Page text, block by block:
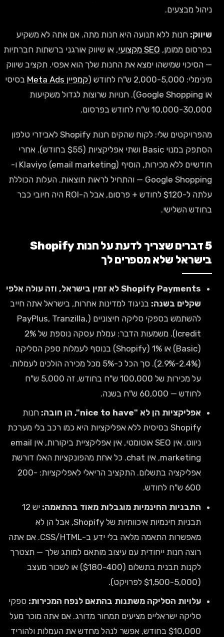
ניהול מבצעים.
שיווק:חנות ללא תנועה היא חנות מתה. אם אתה לא משקיע
בפרסום ממומן,SEO מקצועי
, או שיווק אורגני ברשתות חברתיות
— הסיכוי שמישהו ימצא את החנות שלך הוא אפסי. תקציב שיווק
מינימלי: 2,000-5,000 ש"ח לחודש (
קמפיין Meta Ads
בסיסי
או Google Shopping). חנויות שרוצות לגדול משקיעות
10,000-30,000 ש"ח לחודש בפרסום.
מהפרויקטים שלי: לקוח שהקים חנות Shopify לאביזרי טלפון
הסתפק במנוי Basic ושתי אפליקציות ($55 בחודש). אחרי
חודשיים ללא מכירות, הוסיף Klaviyo (email marketing) ו-
Google Shopping — והתחיל לראות תוצאות. העלות הכוללת
עלתה ל-$120 לחודש + פרסום, אבל ה-ROI היה חיובי כבר
בחודש השלישי.
5 דברים שצריך לדעת על חנות Shopify
בישראל שלא מספרים לך
Shopify Payments לא זמין בישראל, וזה עולה אלפי
שקלים בשנה:בניגוד למדינות אחרות, בישראל אתה חייב
להשתמש בספקי סליקה חיצוניים (PayPlus, Tranzilla,
Icredit). משמעות הדבר: עמלת עסקה נוספת של 2%
(Basic) או 1% (Shopify) בנוסף לעמלות ספק הסליקה
(2.4%-2.9%). סך הכל כ-5% מכל מכירה הולכים לעמלות.
על מכירות של 100,000 ש"ח בחודש, זה 5,000 ש"ח
לחודש — 60,000 ש"ח בשנה.
אפליקציות הן לא "nice to have", הן חובה:
חנות
Shopify בסיסית ללא אפליקציות היא כמו רכב בלי מערכת
ניווט. אין SEO אוטומטי, אין אפליקציית ביקורות, אין email
marketing, אין chat. כל אחת מהפונקציות האלו דורשת
אפליקציה בתשלום. התקציב הריאלי לאפליקציות: 200-
600 ש"ח לחודש.
התבניות החינמיות מוגבלות מאוד בהתאמה:
יש 12
תבניות חינמיות איכוותיות של Shopify, אבל הן לא
מאפשרות התאמה מלאה בלי ידע ב-CSS/HTML. אם אתה
רוצה חנות ייחודית עם עיצוב מותאם למותג שלך — תצטרך
לקנות תבנית בתשלום ($180-400) או לשכור מעצב
עלויות הסליקה משתנות בהתאם לנפח המכירות:ספקי
סליקה ישראליים מציעים תמחור מדורג. אם אתה מוכר מעל
$10,000 בחודש, אפשר לנהל מחדש את העמלות ולהוריד